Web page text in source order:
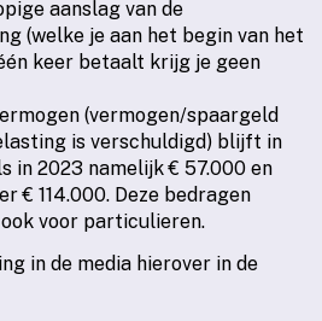
aanslag van de
(welke je aan het begin van het
keer betaalt krijg je geen
(vermogen/spaargeld
is verschuldigd) blijft in
in 2023 namelijk € 57.000 en
€ 114.000. Deze bedragen
voor particulieren.
in de media hierover in de